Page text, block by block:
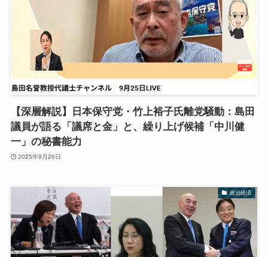
【深層解説】日本保守党・竹上裕子氏離党騒動：島田
議員が語る「議席と金」と、繰り上げ候補「中川健
一」の秘書能力
2025年9月26日
政治経済